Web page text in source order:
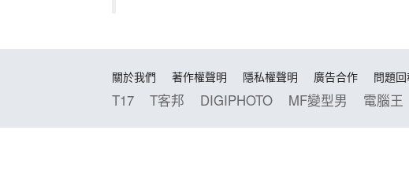
關於我們 著作權聲明 隱私權聲明 廣告合作 問題回
T17 T客邦 DIGIPHOTO MF變型男 電腦王